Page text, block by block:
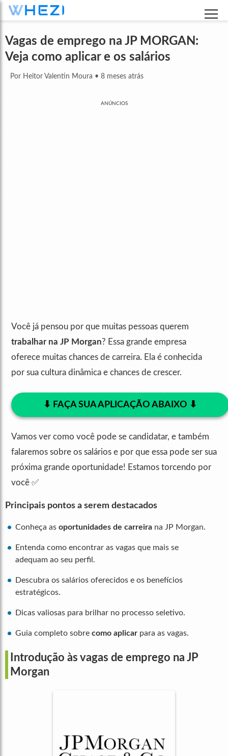
Vagas de emprego na JP MORGAN:
Veja como aplicar e os salários
Por Heitor Valentin Moura • 8 meses atrás
ANÚNCIOS
Você já pensou por que muitas pessoas querem
trabalhar na JP Morgan? Essa grande empresa
oferece muitas chances de carreira. Ela é conhecida
por sua cultura dinâmica e chances de crescer.
⬇︎ FAÇA SUA APLICAÇÃO ABAIXO ⬇︎
Vamos ver como você pode se candidatar, e também
falaremos sobre os salários e por que essa pode ser sua
próxima grande oportunidade! Estamos torcendo por
você ✅
Principais pontos a serem destacados
Conheça as oportunidades de carreira na JP Morgan.
Entenda como encontrar as vagas que mais se
adequam ao seu perfil.
Descubra os salários oferecidos e os benefícios
estratégicos.
Dicas valiosas para brilhar no processo seletivo.
Guia completo sobre como aplicar para as vagas.
Introdução às vagas de emprego na JP
Morgan